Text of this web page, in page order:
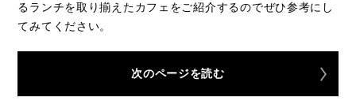
るランチを取り揃えたカフェをご紹介するのでぜひ参考にし
てみてください。
次のページを読む